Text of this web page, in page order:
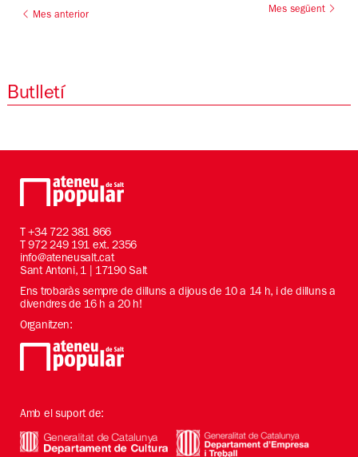
Mes anterior
Mes següent
Butlletí
T+34 722 381 866
T 972 249 191 ext. 2356
info@ateneusalt.cat
Sant Antoni, 1 | 17190 Salt
Ens trobaràs sempre de dilluns a dijous de 10 a 14 h, i de dilluns a
divendres de 16 h a 20 h!
Organitzen:
Amb el suport de: